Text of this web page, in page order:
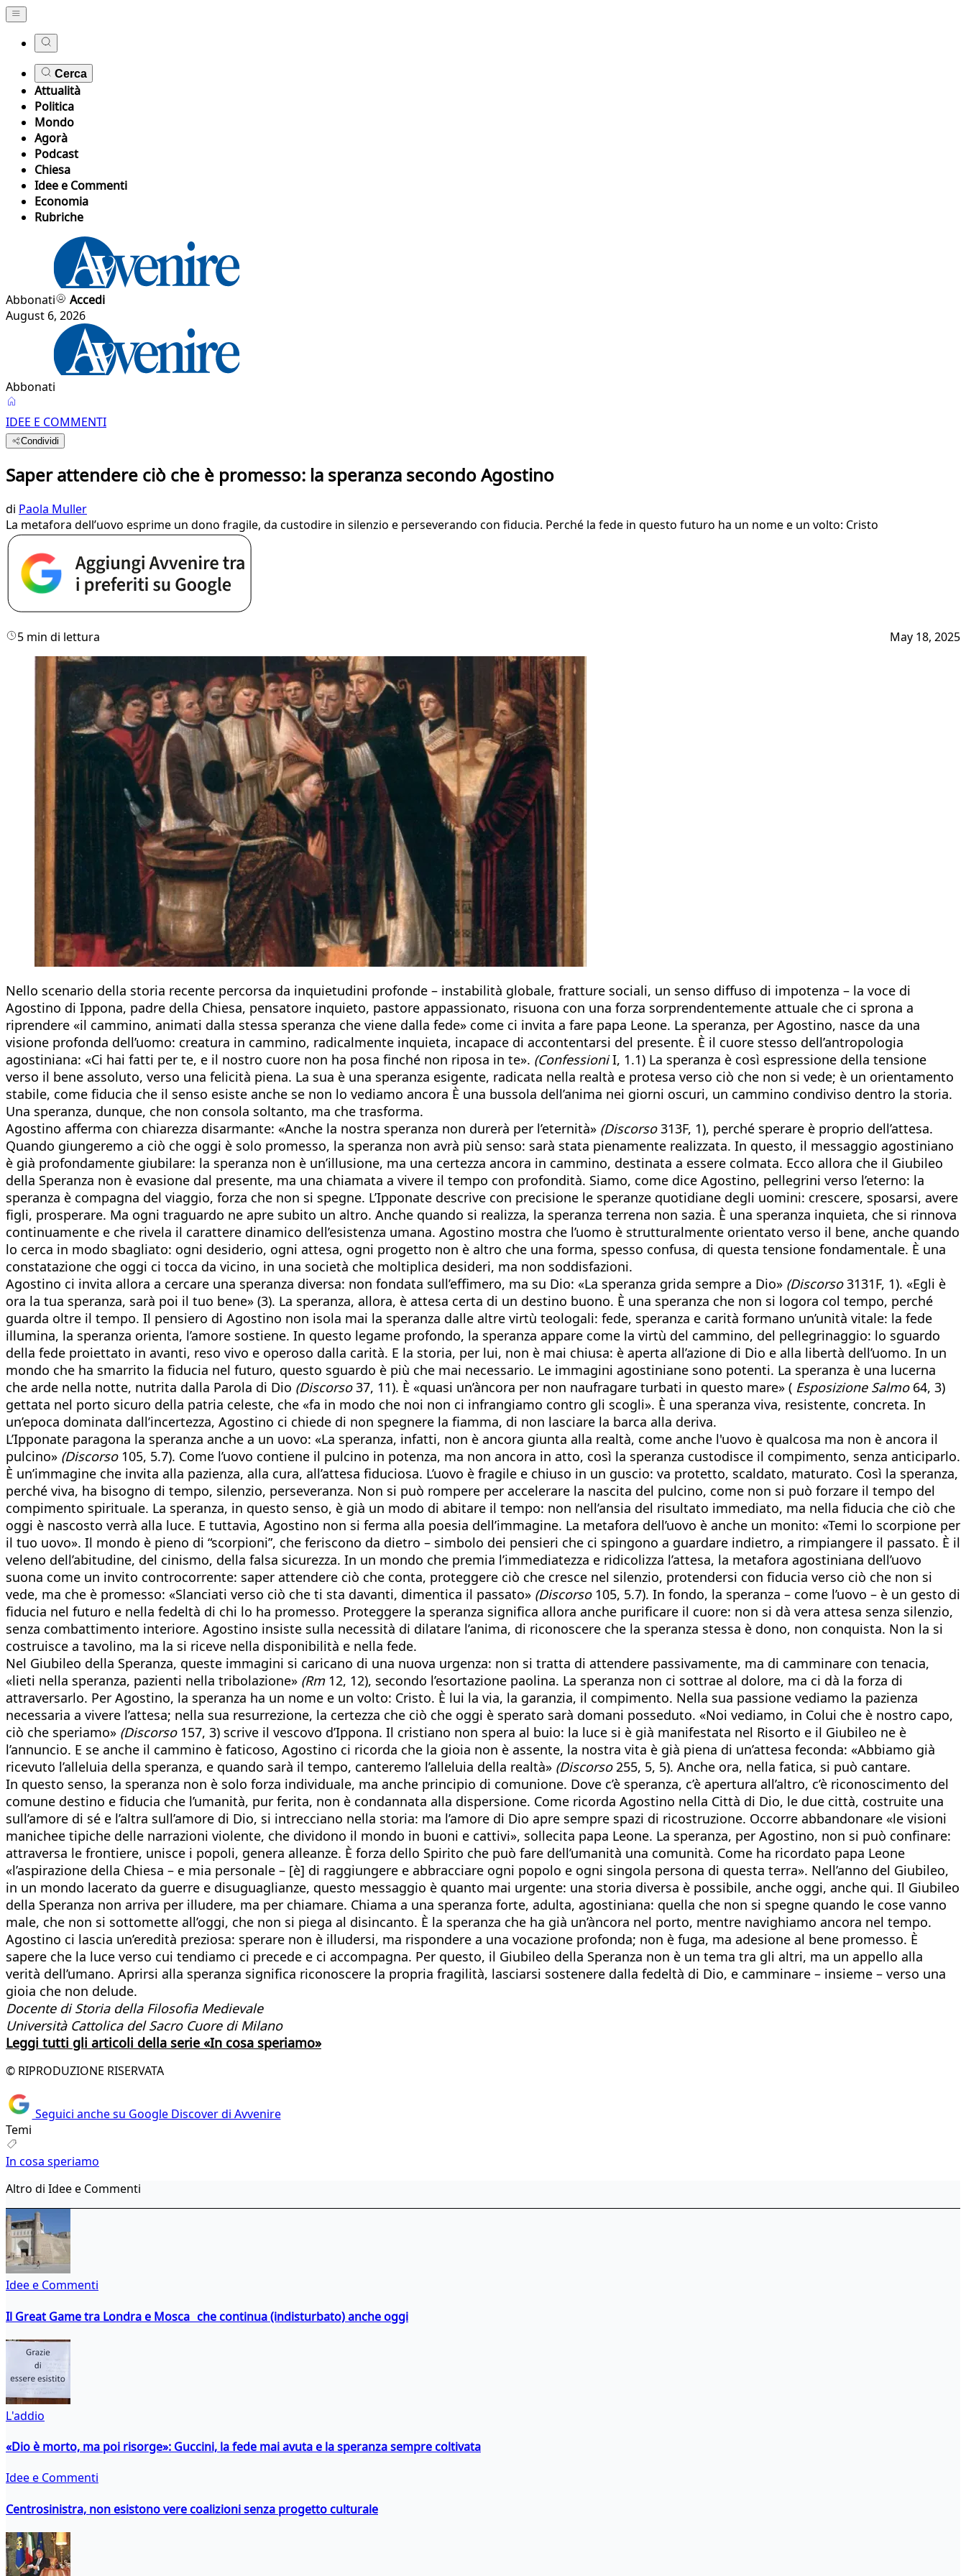
Cerca
Attualità
Politica
Mondo
Agorà
Podcast
Chiesa
Idee e Commenti
Economia
Rubriche
Abbonati
Accedi
August 6, 2026
Abbonati
IDEE E COMMENTI
Condividi
Saper attendere ciò che è promesso: la speranza secondo Agostino
di Paola Muller
La metafora dell’uovo esprime un dono fragile, da custodire in silenzio e perseverando con fiducia. Perché la fede in questo futuro ha un nome e un volto: Cristo
5 min di lettura May 18, 2025
Nello scenario della storia recente percorsa da inquietudini profonde – instabilità globale, fratture sociali, un senso diffuso di impotenza – la voce di
Agostino di Ippona, padre della Chiesa, pensatore inquieto, pastore appassionato, risuona con una forza sorprendentemente attuale che ci sprona a
riprendere «il cammino, animati dalla stessa speranza che viene dalla fede» come ci invita a fare papa Leone. La speranza, per Agostino, nasce da una
visione profonda dell’uomo: creatura in cammino, radicalmente inquieta, incapace di accontentarsi del presente. È il cuore stesso dell’antropologia
agostiniana: «Ci hai fatti per te, e il nostro cuore non ha posa finché non riposa in te». (ConfessioniI, 1.1) La speranza è così espressione della tensione
verso il bene assoluto, verso una felicità piena. La sua è una speranza esigente, radicata nella realtà e protesa verso ciò che non si vede; è un orientamento
stabile, come fiducia che il senso esiste anche se non lo vediamo ancora È una bussola dell’anima nei giorni oscuri, un cammino condiviso dentro la storia.
Una speranza, dunque, che non consola soltanto, ma che trasforma.
Agostino afferma con chiarezza disarmante: «Anche la nostra speranza non durerà per l’eternità» (Discorso313F, 1), perché sperare è proprio dell’attesa.
Quando giungeremo a ciò che oggi è solo promesso, la speranza non avrà più senso: sarà stata pienamente realizzata. In questo, il messaggio agostiniano
è già profondamente giubilare: la speranza non è un’illusione, ma una certezza ancora in cammino, destinata a essere colmata. Ecco allora che il Giubileo
della Speranza non è evasione dal presente, ma una chiamata a vivere il tempo con profondità. Siamo, come dice Agostino, pellegrini verso l’eterno: la
speranza è compagna del viaggio, forza che non si spegne. L’Ipponate descrive con precisione le speranze quotidiane degli uomini: crescere, sposarsi, avere
figli, prosperare. Ma ogni traguardo ne apre subito un altro. Anche quando si realizza, la speranza terrena non sazia. È una speranza inquieta, che si rinnova
continuamente e che rivela il carattere dinamico dell’esistenza umana. Agostino mostra che l’uomo è strutturalmente orientato verso il bene, anche quando
lo cerca in modo sbagliato: ogni desiderio, ogni attesa, ogni progetto non è altro che una forma, spesso confusa, di questa tensione fondamentale. È una
constatazione che oggi ci tocca da vicino, in una società che moltiplica desideri, ma non soddisfazioni.
Agostino ci invita allora a cercare una speranza diversa: non fondata sull’effimero, ma su Dio: «La speranza grida sempre a Dio» (Discorso3131F, 1). «Egli è
ora la tua speranza, sarà poi il tuo bene» (3). La speranza, allora, è attesa certa di un destino buono. È una speranza che non si logora col tempo, perché
guarda oltre il tempo. Il pensiero di Agostino non isola mai la speranza dalle altre virtù teologali: fede, speranza e carità formano un’unità vitale: la fede
illumina, la speranza orienta, l’amore sostiene. In questo legame profondo, la speranza appare come la virtù del cammino, del pellegrinaggio: lo sguardo
della fede proiettato in avanti, reso vivo e operoso dalla carità. E la storia, per lui, non è mai chiusa: è aperta all’azione di Dio e alla libertà dell’uomo. In un
mondo che ha smarrito la fiducia nel futuro, questo sguardo è più che mai necessario. Le immagini agostiniane sono potenti. La speranza è una lucerna
che arde nella notte, nutrita dalla Parola di Dio (Discorso37, 11). È «quasi un’àncora per non naufragare turbati in questo mare» ( Esposizione Salmo64, 3)
gettata nel porto sicuro della patria celeste, che «fa in modo che noi non ci infrangiamo contro gli scogli». È una speranza viva, resistente, concreta. In
un’epoca dominata dall’incertezza, Agostino ci chiede di non spegnere la fiamma, di non lasciare la barca alla deriva.
L’Ipponate paragona la speranza anche a un uovo: «La speranza, infatti, non è ancora giunta alla realtà, come anche l'uovo è qualcosa ma non è ancora il
pulcino» (Discorso105, 5.7). Come l’uovo contiene il pulcino in potenza, ma non ancora in atto, così la speranza custodisce il compimento, senza anticiparlo.
È un’immagine che invita alla pazienza, alla cura, all’attesa fiduciosa. L’uovo è fragile e chiuso in un guscio: va protetto, scaldato, maturato. Così la speranza,
perché viva, ha bisogno di tempo, silenzio, perseveranza. Non si può rompere per accelerare la nascita del pulcino, come non si può forzare il tempo del
compimento spirituale. La speranza, in questo senso, è già un modo di abitare il tempo: non nell’ansia del risultato immediato, ma nella fiducia che ciò che
oggi è nascosto verrà alla luce. E tuttavia, Agostino non si ferma alla poesia dell’immagine. La metafora dell’uovo è anche un monito: «Temi lo scorpione per
il tuo uovo». Il mondo è pieno di “scorpioni”, che feriscono da dietro – simbolo dei pensieri che ci spingono a guardare indietro, a rimpiangere il passato. È il
veleno dell’abitudine, del cinismo, della falsa sicurezza. In un mondo che premia l’immediatezza e ridicolizza l’attesa, la metafora agostiniana dell’uovo
suona come un invito controcorrente: saper attendere ciò che conta, proteggere ciò che cresce nel silenzio, protendersi con fiducia verso ciò che non si
vede, ma che è promesso: «Slanciati verso ciò che ti sta davanti, dimentica il passato» (Discorso105, 5.7). In fondo, la speranza – come l’uovo – è un gesto di
fiducia nel futuro e nella fedeltà di chi lo ha promesso. Proteggere la speranza significa allora anche purificare il cuore: non si dà vera attesa senza silenzio,
senza combattimento interiore. Agostino insiste sulla necessità di dilatare l’anima, di riconoscere che la speranza stessa è dono, non conquista. Non la si
costruisce a tavolino, ma la si riceve nella disponibilità e nella fede.
Nel Giubileo della Speranza, queste immagini si caricano di una nuova urgenza: non si tratta di attendere passivamente, ma di camminare con tenacia,
«lieti nella speranza, pazienti nella tribolazione» (Rm12, 12), secondo l’esortazione paolina. La speranza non ci sottrae al dolore, ma ci dà la forza di
attraversarlo. Per Agostino, la speranza ha un nome e un volto: Cristo. È lui la via, la garanzia, il compimento. Nella sua passione vediamo la pazienza
necessaria a vivere l’attesa; nella sua resurrezione, la certezza che ciò che oggi è sperato sarà domani posseduto. «Noi vediamo, in Colui che è nostro capo,
ciò che speriamo» (Discorso157, 3) scrive il vescovo d’Ippona. Il cristiano non spera al buio: la luce si è già manifestata nel Risorto e il Giubileo ne è
l’annuncio. E se anche il cammino è faticoso, Agostino ci ricorda che la gioia non è assente, la nostra vita è già piena di un’attesa feconda: «Abbiamo già
ricevuto l’alleluia della speranza, e quando sarà il tempo, canteremo l’alleluia della realtà» (Discorso255, 5, 5). Anche ora, nella fatica, si può cantare.
In questo senso, la speranza non è solo forza individuale, ma anche principio di comunione. Dove c’è speranza, c’è apertura all’altro, c’è riconoscimento del
comune destino e fiducia che l’umanità, pur ferita, non è condannata alla dispersione. Come ricorda Agostino nella Città di Dio, le due città, costruite una
sull’amore di sé e l’altra sull’amore di Dio, si intrecciano nella storia: ma l’amore di Dio apre sempre spazi di ricostruzione. Occorre abbandonare «le visioni
manichee tipiche delle narrazioni violente, che dividono il mondo in buoni e cattivi», sollecita papa Leone. La speranza, per Agostino, non si può confinare:
attraversa le frontiere, unisce i popoli, genera alleanze. È forza dello Spirito che può fare dell’umanità una comunità. Come ha ricordato papa Leone
«l’aspirazione della Chiesa – e mia personale – [è] di raggiungere e abbracciare ogni popolo e ogni singola persona di questa terra». Nell’anno del Giubileo,
in un mondo lacerato da guerre e disuguaglianze, questo messaggio è quanto mai urgente: una storia diversa è possibile, anche oggi, anche qui. Il Giubileo
della Speranza non arriva per illudere, ma per chiamare. Chiama a una speranza forte, adulta, agostiniana: quella che non si spegne quando le cose vanno
male, che non si sottomette all’oggi, che non si piega al disincanto. È la speranza che ha già un’àncora nel porto, mentre navighiamo ancora nel tempo.
Agostino ci lascia un’eredità preziosa: sperare non è illudersi, ma rispondere a una vocazione profonda; non è fuga, ma adesione al bene promesso. È
sapere che la luce verso cui tendiamo ci precede e ci accompagna. Per questo, il Giubileo della Speranza non è un tema tra gli altri, ma un appello alla
verità dell’umano. Aprirsi alla speranza significa riconoscere la propria fragilità, lasciarsi sostenere dalla fedeltà di Dio, e camminare – insieme – verso una
gioia che non delude.
Docente di Storia della Filosofia Medievale
Università Cattolica del Sacro Cuore di Milano
Leggi tutti gli articoli della serie «In cosa speriamo»
© RIPRODUZIONE RISERVATA
Seguici anche su Google Discover di Avvenire
Temi
In cosa speriamo
Altro di Idee e Commenti
Idee e Commenti
Il Great Game tra Londra e Mosca che continua (indisturbato) anche oggi
L'addio
«Dio è morto, ma poi risorge»: Guccini, la fede mai avuta e la speranza sempre coltivata
Idee e Commenti
Centrosinistra, non esistono vere coalizioni senza progetto culturale